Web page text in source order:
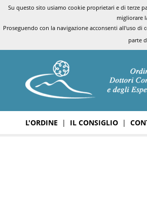
Su questo sito usiamo cookie proprietari e di terze
migliorare
Proseguendo con la navigazione acconsenti all'uso
parte
L'ORDINE | IL CONSIGLIO |